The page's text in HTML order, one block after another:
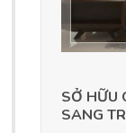
SỞ HỮU
SANG